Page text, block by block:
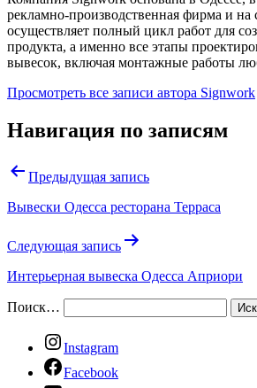
рекламно-производственная фирма и на
осуществляет полный цикл работ для
продукта, а именно все этапы
вывесок, включая монтажные работы
Просмотреть все записи автора Signwork
Навигация по записям
Предыдущая запись
Вывески Одесса ресторана Терраса
Следующая запись
Интерьерная вывеска Одесса Априори
Поиск…
Instagram
Facebook